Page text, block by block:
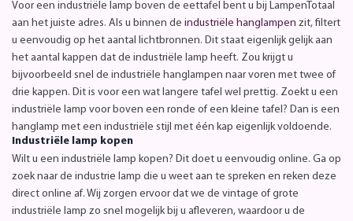
Voor een industriële lamp boven de eettafel bent u bij LampenTotaal
aan het juiste adres. Als u binnen de industriële hanglampen zit, filtert
u eenvoudig op het aantal lichtbronnen. Dit staat eigenlijk gelijk aan
het aantal kappen dat de industriële lamp heeft. Zou krijgt u
bijvoorbeeld snel de industriële hanglampen naar voren met twee of
drie kappen. Dit is voor een wat langere tafel wel prettig. Zoekt u een
industriële lamp voor boven een ronde of een kleine tafel? Dan is een
hanglamp met een industriële stijl met één kap eigenlijk voldoende.
Industriële lamp kopen
Wilt u een industriële lamp kopen? Dit doet u eenvoudig online. Ga op
zoek naar de industrie lamp die u weet aan te spreken en reken deze
direct online af. Wij zorgen ervoor dat we de vintage of grote
industriële lamp zo snel mogelijk bij u afleveren, waardoor u de